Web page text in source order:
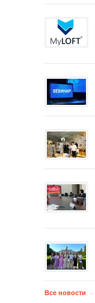
Все новости